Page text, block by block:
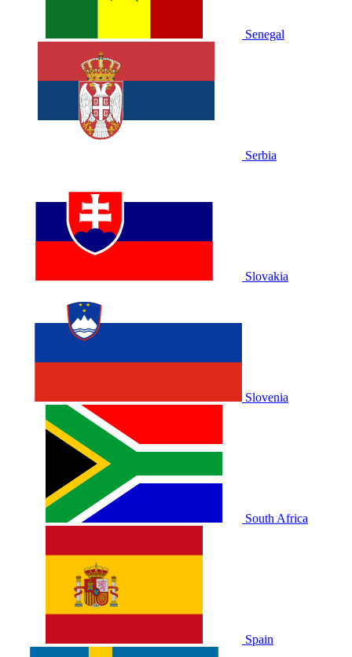
Senegal
Serbia
Slovakia
Slovenia
South Africa
Spain